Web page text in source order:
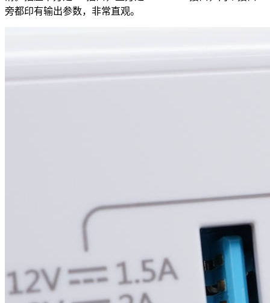
旁都印有输出参数，非常直观。